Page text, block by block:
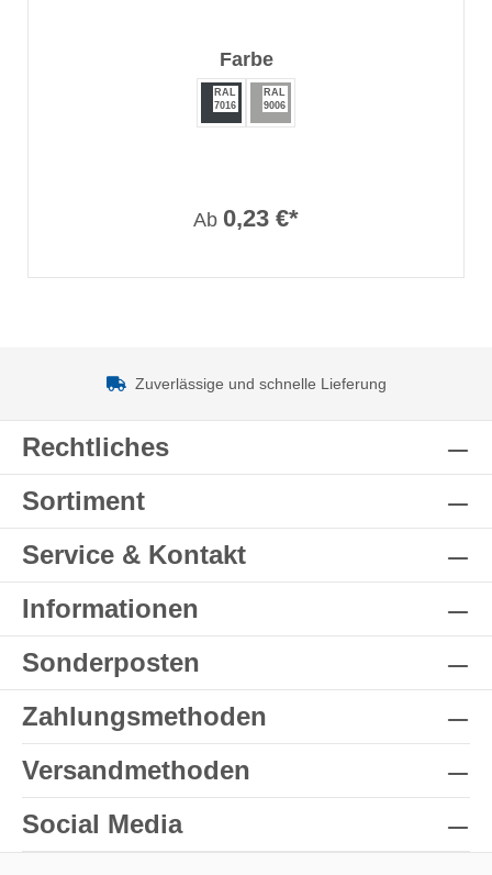
Farbeauswählen
RAL
7016
RAL
9006
Ab 0,23 €*
Zuverlässige und schnelle Lieferung
Rechtliches
Sortiment
Service & Kontakt
Informationen
Sonderposten
Zahlungsmethoden
Versandmethoden
Social Media